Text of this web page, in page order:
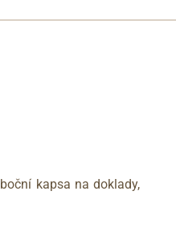
kapsa na doklady,